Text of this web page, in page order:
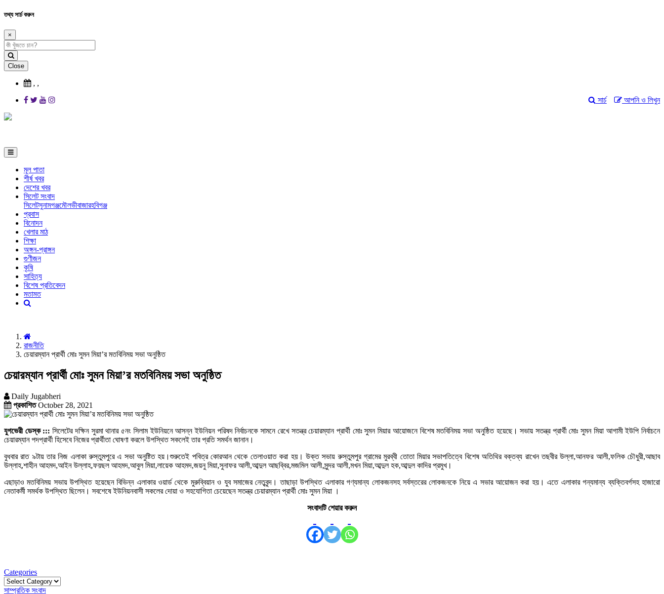
তথ্য সার্চ করুন
×
Close
, ,
আপনি ও লিখুন
সার্চ
মূল পাতা
শীর্ষ খবর
দেশের খবর
সিলেট সংবাদ
সিলেটসুনামগঞ্জমৌলভীবাজারহবিগঞ্জ
প্রবাস
বিনোদন
খেলার মাঠ
শিক্ষা
অঙ্গন-প্রাঙ্গন
গুণীজন
কৃষি
সাহিত্য
বিশেষ প্রতিবেদন
মতামত
রাজনীতি
চেয়ারম্যান প্রার্থী মোঃ সুমন মিয়া’র মতবিনিময় সভা অনুষ্ঠিত
চেয়ারম্যান প্রার্থী মোঃ সুমন মিয়া’র মতবিনিময় সভা অনুষ্ঠিত
Daily Jugabheri
প্রকাশিতOctober 28, 2021
যুগভেরী ডেস্ক ::: সিলেটের দক্ষিন সুরমা থানার ৫নং সিলাম ইউনিয়নে আসন্ন ইউনিয়ন পরিষদ নির্বাচনকে সামনে রেখে সতন্ত্র চেয়ারম্যান প্রার্থী মোঃ সুমন মিয়ার আয়োজনে বিশেষ মতবিনিময় সভা অনুষ্ঠিত হয়েছে। সভায় সতন্ত্র প্রার্থী মোঃ সুমন মিয়া আগামী ইউপি নির্বাচনে
চেয়ারম্যান পদপ্রার্থী হিসেবে নিজের প্রার্থীতা ঘোষণা করলে উপস্থিত সকলেই তার প্রতি সমর্থন জানান।
বুধবার রাত ৯টায় তার নিজ এলাকা রুস্তুমপুরে এ সভা অনুষ্টিত হয়।শুরুতেই পবিত্র কোরআন থেকে তেলাওয়াত করা হয়। উক্ত সভায় রুস্তুমপুর গ্রামের মুরব্বী তোতা মিয়ার সভাপতিত্বে বিশেষ অতিথির বক্তব্য রাখেন তছবীর উল্লা,আনফর আলী,ফলিক চৌধুরী,আছাব
উল্লাহ,শাহীন আহমদ,আইন উল্লাহ,ফয়ছল আহমদ,আবুল মিয়া,লায়েক আহমদ,জয়নু মিয়া,সুনাফর আলী,আব্দুল আছব্বির,মজমিল আলী,সুন্দর আলী,মখন মিয়া,আব্দুল হক,আব্দুল কাদির প্রমুখ।
এছাড়াও মতবিনিময় সভায় উপস্থিত হয়েছেন বিভিন্ন এলাকার ওয়ার্ড থেকে মুরুব্বিয়ান ও যুব সমাজের নেতৃবৃন্দ। তাছাড়া উপস্থিত এলাকার গণ্যমান্য লোকজনসহ সর্বস্তরের লোকজনকে নিয়ে এ সভার আয়োজন করা হয়। এতে এলাকার গন্যমান্য ব্যক্তিবর্গসহ হাজারো
নেতাকর্মী সমর্থক উপস্থিত ছিলেন। সবশেষে ইউনিয়নবাসী সকলের দোয়া ও সহযোগিতা চেয়েছেন সতন্ত্র চেয়ারম্যান প্রার্থী মোঃ সুমন মিয়া ।
সংবাদটি শেয়ার করুন
Categories
Categories
সাম্প্রতিক সংবাদ